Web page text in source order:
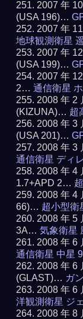
2007 年
(USA 196)…
2007 年
地球観測衛星
2007 年
(USA 199)…
2007 年
2…通信衛星
2008 年 2
(KIZUNA)… 超
2008 年 3
(USA 201)…
2008 年 3
通信衛星 ディ
2008 年 4
1.7+APD 2…
2008 年 4
66)… 超小型衛
2008 年 5
3A…気象衛星
2008 年 6
通信衛星 中星
2008 年 6
(GLAST)… ガ
2008 年 6
洋観測衛星 ジ
2008 年 8